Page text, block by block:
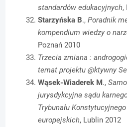
standardów edukacyjnych,
Starzyńska B.,Poradnik
kompendium wiedzy o
Poznań 2010
Trzecia zmiana :
temat projektu @ktywny
Wąsek-Wiaderek M.,
jurysdykcyjna sądu
Trybunału
europejskich, Lublin 2012